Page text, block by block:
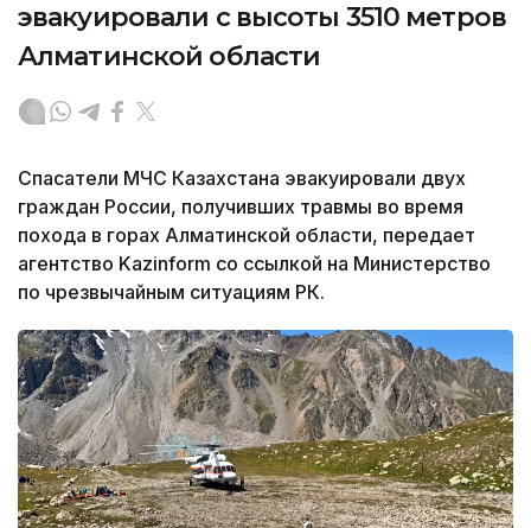
эвакуировали с высоты 3510 метров
Алматинской области
Спасатели МЧС Казахстана эвакуировали двух
граждан России, получивших травмы во время
похода в горах Алматинской области, передает
агентство Kazinform со ссылкой на Министерство
по чрезвычайным ситуациям РК.